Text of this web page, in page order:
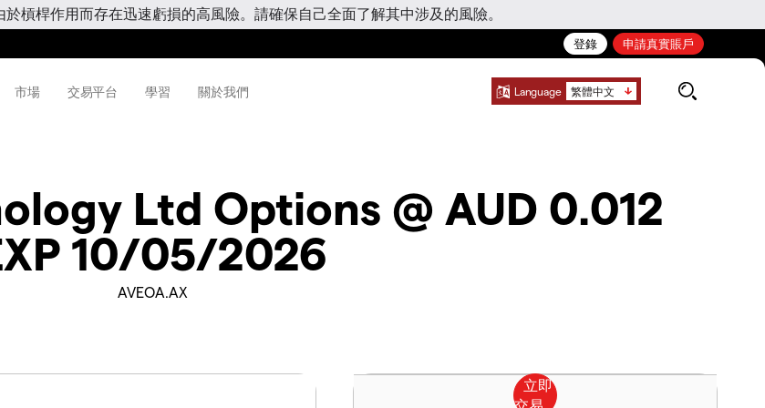
槓桿作用而存在迅速虧損的高風險。請確保自己全面了解其中涉及的風險。
登錄 申請真實賬戶
市場 交易平台 學習 關於我們 Language 繁體中文
Ltd Options @ AUD 0.012
10/05/2026
AVEOA.AX